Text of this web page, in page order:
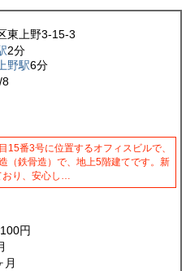
東上野3-15-3
2分
野駅6分
8
15番3号に位置するオフィスビルで、
（鉄骨造）で、地上5階建てです。新
おり、安心し…
円
月